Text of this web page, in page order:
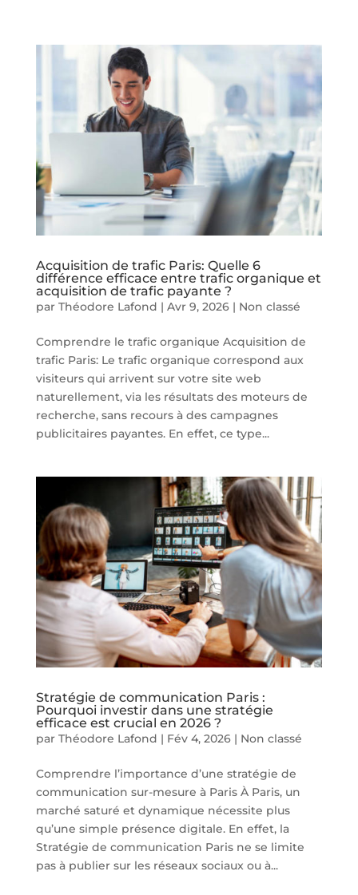
Acquisition de trafic Paris: Quelle 6
différence efficace entre trafic organique et
acquisition de trafic payante ?
par Théodore Lafond | Avr 9, 2026| Non classé
Comprendre le trafic organique Acquisition de
trafic Paris: Le trafic organique correspond aux
visiteurs qui arrivent sur votre site web
naturellement, via les résultats des moteurs de
recherche, sans recours à des campagnes
publicitaires payantes. En effet, ce type...
Stratégie de communication Paris :
Pourquoi investir dans une stratégie
efficace est crucial en 2026 ?
par Théodore Lafond | Fév 4, 2026| Non classé
Comprendre l’importance d’une stratégie de
communication sur-mesure à Paris À Paris, un
marché saturé et dynamique nécessite plus
qu’une simple présence digitale. En effet, la
Stratégie de communication Paris ne se limite
pas à publier sur les réseaux sociaux ou à...